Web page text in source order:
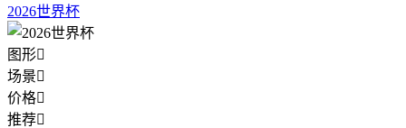
2026世界杯
图形
场景
价格
推荐